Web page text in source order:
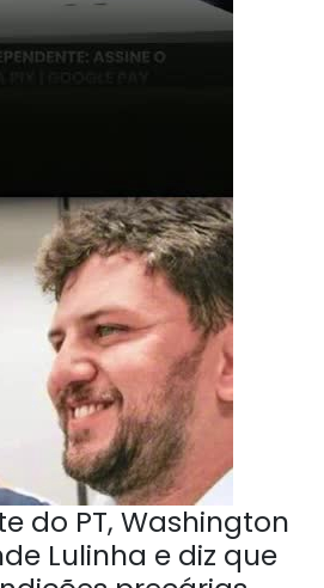
do PT, Washington
Lulinha e diz que